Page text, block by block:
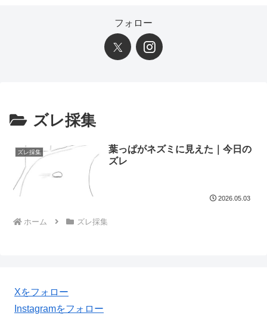
フォロー
ズレ採集
ズレ採集
葉っぱがネズミに見えた｜今日の
ズレ
2026.05.03
ホーム ズレ採集
Xをフォロー
Instagramをフォロー